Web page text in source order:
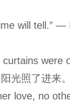
will tell.” —
curtains were
光照了进来
love, no